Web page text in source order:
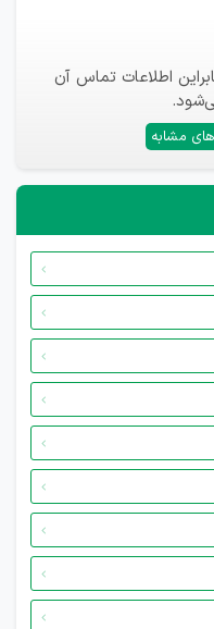
اطلاعات تماس آن
مشابه